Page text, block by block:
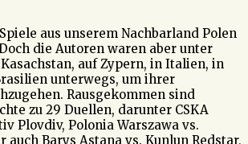
aus unserem Nachbarland Polen
die Autoren waren aber unter
auf Zypern, in Italien, in
unterwegs, um ihrer
Rausgekommen sind
zu 29 Duellen, darunter CSKA
Plovdiv, Polonia Warszawa vs.
auch Barys Astana vs. Kunlun Redstar,